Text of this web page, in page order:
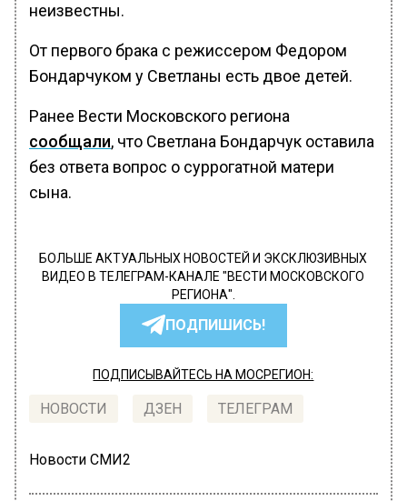
неизвестны.
От первого брака с режиссером Федором
Бондарчуком у Светланы есть двое детей.
Ранее Вести Московского региона
сообщали, что Светлана Бондарчук оставила
без ответа вопрос о суррогатной матери
сына.
БОЛЬШЕ АКТУАЛЬНЫХ НОВОСТЕЙ И ЭКСКЛЮЗИВНЫХ
ВИДЕО В ТЕЛЕГРАМ-КАНАЛЕ "ВЕСТИ МОСКОВСКОГО
РЕГИОНА".
ПОДПИШИСЬ!
ПОДПИСЫВАЙТЕСЬ НА МОСРЕГИОН:
НОВОСТИ ДЗЕН ТЕЛЕГРАМ
Новости СМИ2